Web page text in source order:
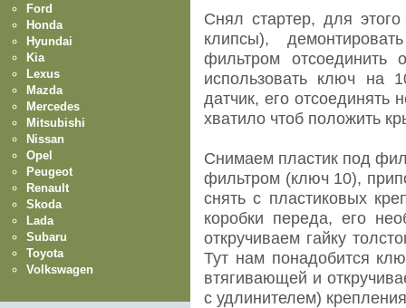
Снял стартер, для
клипсы),
фильтром отсоединить
использовать ключ на
датчик, его отсоединять
хватило чтоб положить
Снимаем пластик под
фильтром (ключ 10),
снять с пластиковых
коробки переда, его
откручиваем гайку
Тут нам понадобится
втягивающей и
с удлинителем)
Ford
Honda
Hyundai
Kia
Lexus
Mazda
Mercedes
Mitsubishi
Nissan
Opel
Peugeot
Renault
Skoda
Lada
Subaru
Toyota
Volkswagen